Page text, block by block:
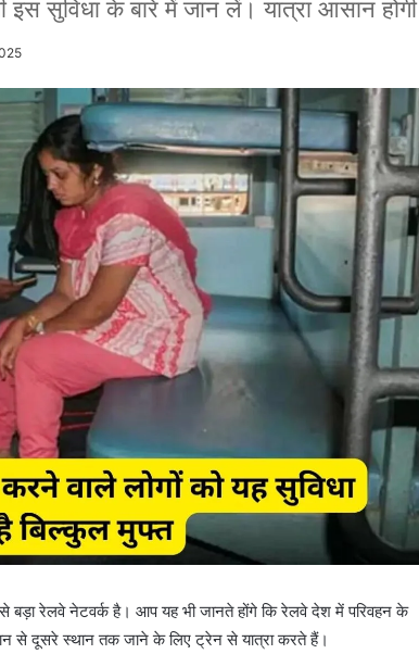
इस सुविधा के बारे में जान लें। यात्रा आसान होगी
बड़ा रेलवे नेटवर्क है। आप यह भी जानते होंगे कि रेलवे देश में परिवहन के
से दूसरे स्थान तक जाने के लिए ट्रेन से यात्रा करते हैं।